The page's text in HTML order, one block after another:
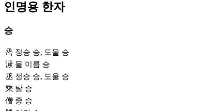
인명용 한자
승
㞼 정승 승, 도울 승
㴍 물 이름 승
丞 정승 승, 도울 승
乘 탈 승
僧 중 승